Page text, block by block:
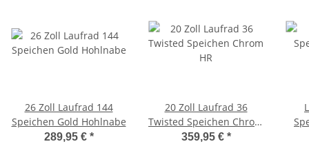
26 Zoll Laufrad 144
Speichen Gold Hohlnabe
289,95 € *
20 Zoll Laufrad 36
Twisted Speichen Chrom
HR
359,95 € *